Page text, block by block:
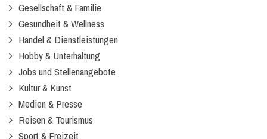
Gesellschaft & Familie
Gesundheit & Wellness
Handel & Dienstleistungen
Hobby & Unterhaltung
Jobs und Stellenangebote
Kultur & Kunst
Medien & Presse
Reisen & Tourismus
Sport & Freizeit